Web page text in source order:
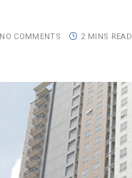
NO COMMENTS 2 MINS READ